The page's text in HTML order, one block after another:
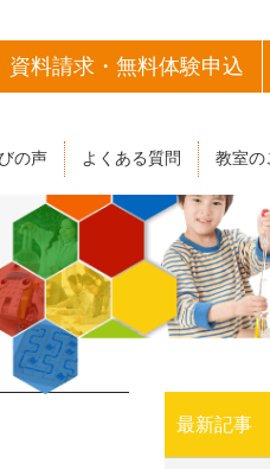
資料請求・無料体験申込
の声 よくある質問 教室の
最新記事